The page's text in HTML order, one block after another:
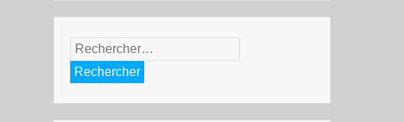
Rechercher :